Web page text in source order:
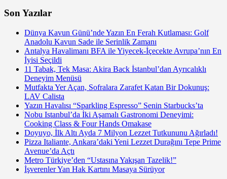
Son Yazılar
Dünya Kavun Günü’nde Yazın En Ferah Kutlaması: Golf
Anadolu Kavun Sade ile Serinlik Zamanı
Antalya Havalimanı BFA ile Yiyecek-İçecekte Avrupa’nın En
İyisi Seçildi
11 Tabak, Tek Masa: Akira Back İstanbul’dan Ayrıcalıklı
Deneyim Menüsü
Mutfakta Yer Açan, Sofralara Zarafet Katan Bir Dokunuş:
LAV Calista
Yazın Havalısı “Sparkling Espresso” Senin Starbucks’ta
Nobu Istanbul’da İki Aşamalı Gastronomi Deneyimi:
Cooking Class & Four Hands Omakase
Doyuyo, İlk Altı Ayda 7 Milyon Lezzet Tutkununu Ağırladı!
Pizza Italiante, Ankara’daki Yeni Lezzet Durağını Tepe Prime
Avenue’da Açtı
Metro Türkiye’den “Ustasına Yakışan Tazelik!”
İşverenler Yan Hak Kartını Masaya Sürüyor